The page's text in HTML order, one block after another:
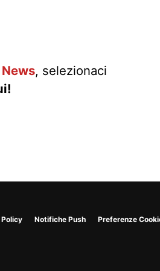
, selezionaci
Notifiche Push Preferenze